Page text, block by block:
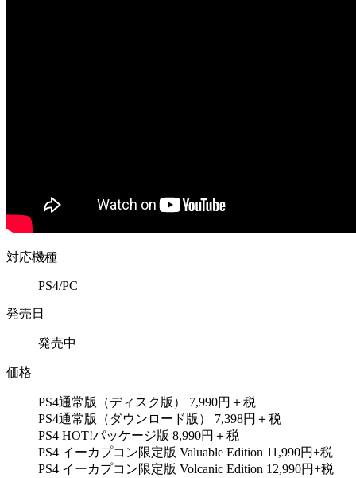
対応機種
PS4/PC
発売日
発売中
価格
PS4通常版（ディスク版） 7,990円＋税
PS4通常版（ダウンロード版） 7,398円＋税
PS4 HOT!パッケージ版 8,990円＋税
PS4 イーカプコン限定版 Valuable Edition 11,990円+税
PS4 イーカプコン限定版 Volcanic Edition 12,990円+税